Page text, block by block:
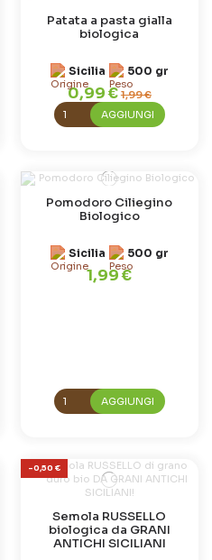
Patata a pasta gialla
biologica
Sicilia 500 gr
0,99 €1,99 €
AGGIUNGI
Pomodoro Ciliegino
Biologico
Sicilia 500 gr
1,99 €
AGGIUNGI
-0,50 €
Semola RUSSELLO
biologica da GRANI
ANTICHI SICILIANI